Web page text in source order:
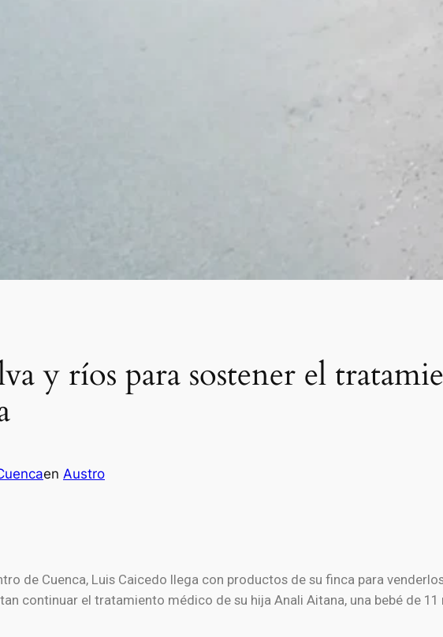
y ríos para sostener el
en Austro
de Cuenca, Luis Caicedo llega con productos de su finca para
continuar el tratamiento médico de su hija Anali Aitana, una bebé de